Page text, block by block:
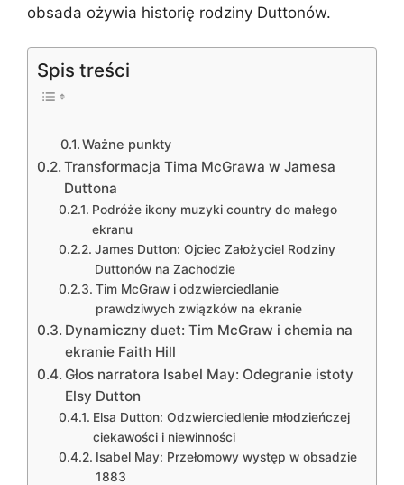
obsada ożywia historię rodziny Duttonów.
Spis treści
Ważne punkty
Transformacja Tima McGrawa w Jamesa
Duttona
Podróże ikony muzyki country do małego
ekranu
James Dutton: Ojciec Założyciel Rodziny
Duttonów na Zachodzie
Tim McGraw i odzwierciedlanie
prawdziwych związków na ekranie
Dynamiczny duet: Tim McGraw i chemia na
ekranie Faith Hill
Głos narratora Isabel May: Odegranie istoty
Elsy Dutton
Elsa Dutton: Odzwierciedlenie młodzieńczej
ciekawości i niewinności
Isabel May: Przełomowy występ w obsadzie
1883